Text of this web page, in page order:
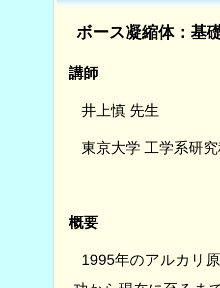
ボース凝縮体：基
講師
井上慎 先生
東京大学 工学系研
概要
1995年のアルカリ